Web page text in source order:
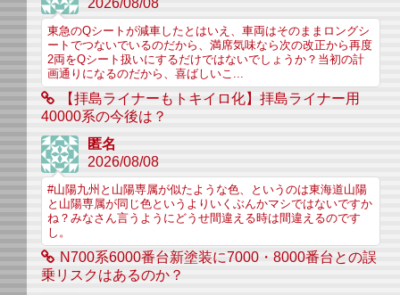
東急のQシートが減車したとはいえ、車両はそのままロングシ
ートでつないでいるのだから、満席気味なら次の改正から再度
2両をQシート扱いにするだけではないでしょうか？当初の計
画通りになるのだから、喜ばしいこ...
【拝島ライナーもトキイロ化】拝島ライナー用
40000系の今後は？
匿名
2026/08/08
#山陽九州と山陽専属が似たような色、というのは東海道山陽
と山陽専属が同じ色というよりいくぶんかマシではないですか
ね？みなさん言うようにどうせ間違える時は間違えるのです
し。
N700系6000番台新塗装に7000・8000番台との誤
乗リスクはあるのか？